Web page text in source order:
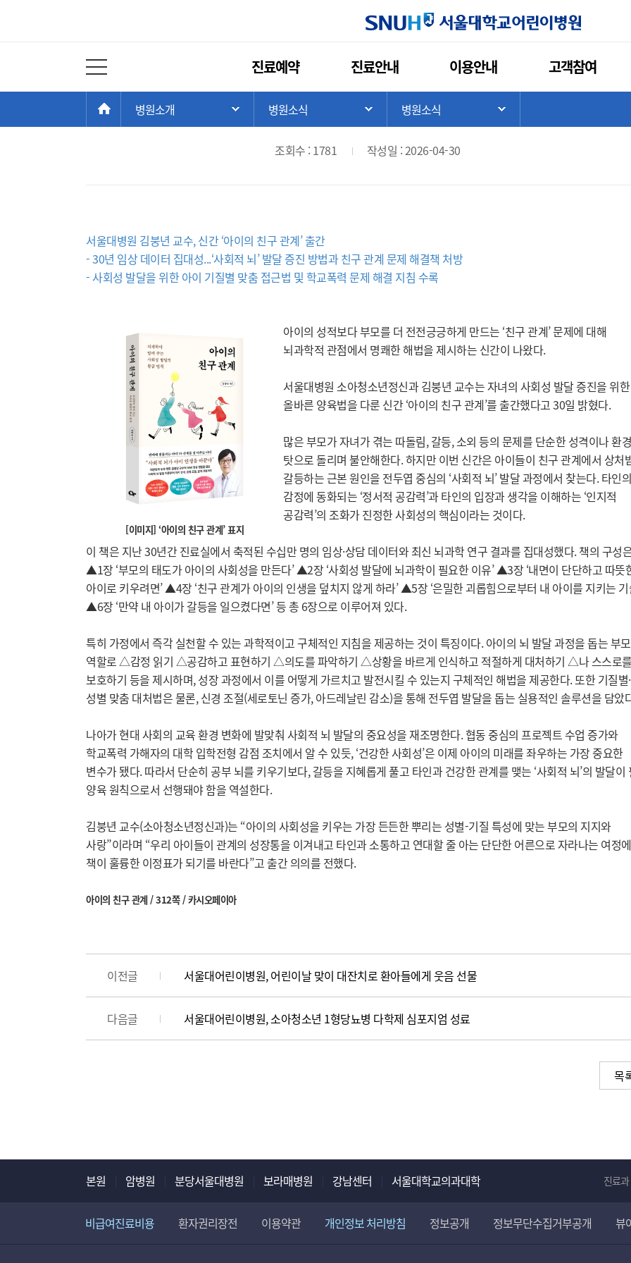
메
진료예약 진료안내 이용안내 고객참여
HOME
병원소개 주 메뉴 목록 열기
병원소식 서브 메뉴 목록 열기
병원소식
서울대병원 김붕년 교수, 신간 ‘아이의 친구 관계’ 출간
조회수 : 1781 작성일 : 2026-04-30
서울대병원 김붕년 교수, 신간 ‘아이의 친구 관계’ 출간
- 30년 임상 데이터 집대성...‘사회적 뇌’ 발달 증진 방법과 친구 관계 문제 해결책 처방
- 사회성 발달을 위한 아이 기질별 맞춤 접근법 및 학교폭력 문제 해결 지침 수록
[이미지] ‘아이의 친구 관계’ 표지
아이의 성적보다 부모를 더 전전긍긍하게 만드는 ‘친구 관계’ 문제에 대해
뇌과학적 관점에서 명쾌한 해법을 제시하는 신간이 나왔다.
서울대병원 소아청소년정신과 김붕년 교수는 자녀의 사회성 발달 증진을 위한
올바른 양육법을 다룬 신간 ‘아이의 친구 관계’를 출간했다고 30일 밝혔다.
많은 부모가 자녀가 겪는 따돌림, 갈등, 소외 등의 문제를 단순한 성격이나 환경
탓으로 돌리며 불안해한다. 하지만 이번 신간은 아이들이 친구 관계에서 상처
갈등하는 근본 원인을 전두엽 중심의 ‘사회적 뇌’ 발달 과정에서 찾는다. 타인의
감정에 동화되는 ‘정서적 공감력’과 타인의 입장과 생각을 이해하는 ‘인지적
공감력’의 조화가 진정한 사회성의 핵심이라는 것이다.
이 책은 지난 30년간 진료실에서 축적된 수십만 명의 임상·상담 데이터와 최신 뇌과학 연구 결과를 집대성했다. 책의 구성
▲1장 ‘부모의 태도가 아이의 사회성을 만든다’ ▲2장 ‘사회성 발달에 뇌과학이 필요한 이유’ ▲3장 ‘내면이 단단하고 따뜻
아이로 키우려면’ ▲4장 ‘친구 관계가 아이의 인생을 덮치지 않게 하라’ ▲5장 ‘은밀한 괴롭힘으로부터 내 아이를 지키는 기
▲6장 ‘만약 내 아이가 갈등을 일으켰다면’ 등 총 6장으로 이루어져 있다.
특히 가정에서 즉각 실천할 수 있는 과학적이고 구체적인 지침을 제공하는 것이 특징이다. 아이의 뇌 발달 과정을 돕는 부
역할로 △감정 읽기 △공감하고 표현하기 △의도를 파악하기 △상황을 바르게 인식하고 적절하게 대처하기 △나 스스로를
보호하기 등을 제시하며, 성장 과정에서 이를 어떻게 가르치고 발전시킬 수 있는지 구체적인 해법을 제공한다. 또한 기질별·
성별 맞춤 대처법은 물론, 신경 조절(세로토닌 증가, 아드레날린 감소)을 통해 전두엽 발달을 돕는 실용적인 솔루션을 담았
나아가 현대 사회의 교육 환경 변화에 발맞춰 사회적 뇌 발달의 중요성을 재조명한다. 협동 중심의 프로젝트 수업 증가와
학교폭력 가해자의 대학 입학전형 감점 조치에서 알 수 있듯, ‘건강한 사회성’은 이제 아이의 미래를 좌우하는 가장 중요한
변수가 됐다. 따라서 단순히 공부 뇌를 키우기보다, 갈등을 지혜롭게 풀고 타인과 건강한 관계를 맺는 ‘사회적 뇌’의 발달이
양육 원칙으로서 선행돼야 함을 역설한다.
김붕년 교수(소아청소년정신과)는 “아이의 사회성을 키우는 가장 든든한 뿌리는 성별-기질 특성에 맞는 부모의 지지와
사랑”이라며 “우리 아이들이 관계의 성장통을 이겨내고 타인과 소통하고 연대할 줄 아는 단단한 어른으로 자라나는 여정
책이 훌륭한 이정표가 되기를 바란다”고 출간 의의를 전했다.
아이의 친구 관계 / 312쪽 / 카시오페이아
이전글 서울대어린이병원, 어린이날 맞이 대잔치로 환아들에게 웃음 선물
다음글 서울대어린이병원, 소아청소년 1형당뇨병 다학제 심포지엄 성료
목
본원 암병원 분당서울대병원 보라매병원 강남센터 서울대학교의과대학 진료과
비급여진료비용 환자권리장전 이용약관 개인정보 처리방침 정보공개 정보무단수집거부공개 뷰